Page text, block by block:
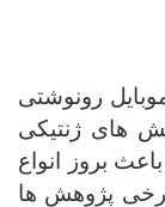
رونوشتی
های ژنتیکی
بروز انواع
پژوهش ها